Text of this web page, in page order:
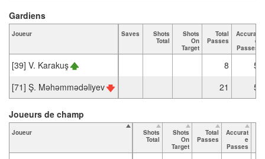
Joueur Saves
Shots
Total
Shots
On
Target
Total
Passes
Accurat
e
Passes
[39] V. Karakuş 8
5
[71] Ş. Məhəmmədəliyev
21 5
Gardiens
Joueur
Shots
Total
Shots
On
Target
Total
Passes
Accurat
e
Passes
Joueurs de champ